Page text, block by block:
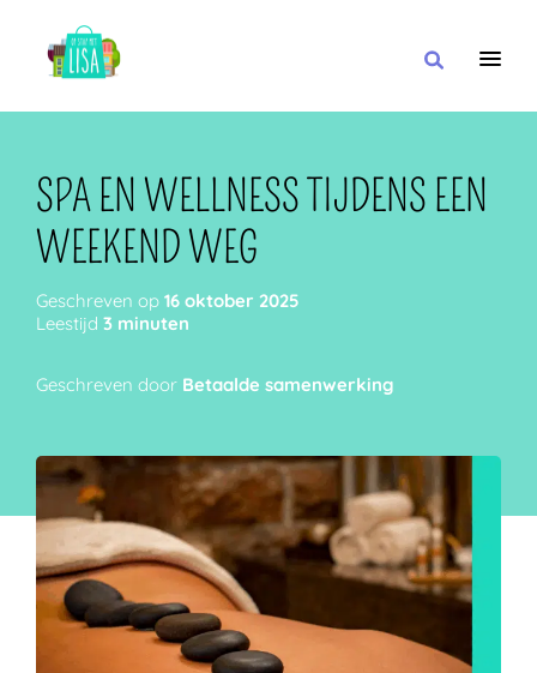
IN DE BUURT VAN
ZOEKEN
SPA EN WELLNESS TIJDENS EEN
WEEKEND WEG
Geschreven op 16 oktober 2025
Leestijd 3 minuten
Geschreven door Betaalde samenwerking